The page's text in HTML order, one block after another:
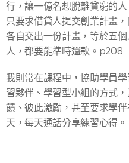
行，讓一億名想脫離貧窮的
只要求借貸人提交創業計畫
各自交出一份計畫，等於五
人，都要能準時還款。p208
我則常在課程中，協助學員
習夥伴、學習型小組的方式
饋、彼此激勵，甚至要求學
天，每天通話分享練習心得。